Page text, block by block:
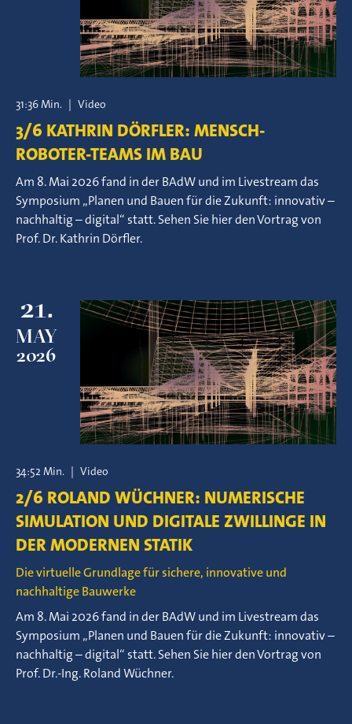
31:36 Min. | Video
3/6 KATHRIN DÖRFLER: MENSCH-
ROBOTER-TEAMS IM BAU
Am 8. Mai 2026 fand in der BAdW und im Livestream das
Symposium „Planen und Bauen für die Zukunft: innovativ –
nachhaltig – digital“ statt. Sehen Sie hier den Vortrag von
Prof. Dr. Kathrin Dörfler.
21.
MAY
2026
34:52 Min. | Video
2/6 ROLAND WÜCHNER: NUMERISCHE
SIMULATION UND DIGITALE ZWILLINGE IN
DER MODERNEN STATIK
Die virtuelle Grundlage für sichere, innovative und
nachhaltige Bauwerke
Am 8. Mai 2026 fand in der BAdW und im Livestream das
Symposium „Planen und Bauen für die Zukunft: innovativ –
nachhaltig – digital“ statt. Sehen Sie hier den Vortrag von
Prof. Dr.-Ing. Roland Wüchner.